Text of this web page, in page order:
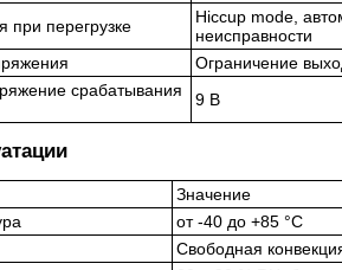
при перегрузке
Hiccup mode,
неисправности
Ограничение
срабатывания
9 В
Значение
от -40 до +85 °C
Свободная